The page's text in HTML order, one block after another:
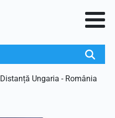
Distanță Ungaria - România